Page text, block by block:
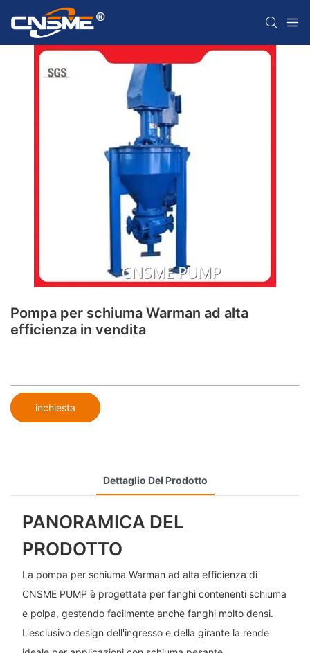
Pompa per schiuma Warman ad alta
efficienza in vendita
inchiesta
Dettaglio Del Prodotto
PANORAMICA DEL
PRODOTTO
La pompa per schiuma Warman ad alta efficienza di
CNSME PUMP è progettata per fanghi contenenti schiuma
e polpa, gestendo facilmente anche fanghi molto densi.
L'esclusivo design dell'ingresso e della girante la rende